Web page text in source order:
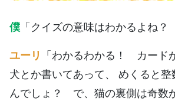
僕 「クイズの意味はわかるよね
ユーリ 「わかるわかる！ カード
犬とか書いてあって、 めくると整
んでしょ？ で、猫の裏側は奇数